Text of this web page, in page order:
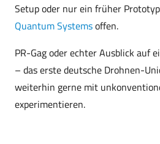
Setup oder nur ein früher
Quantum Systemsoffen.
PR-Gag oder echter Ausblick auf
– das erste deutsche Drohnen-
weiterhin gerne mit
experimentieren.